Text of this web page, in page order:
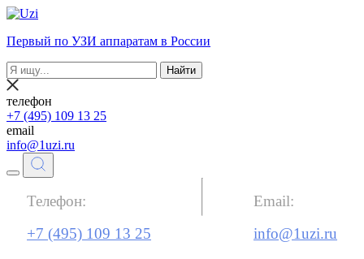
Первый по УЗИ аппаратам в России
Найти
телефон
+7 (495) 109 13 25
email
info@1uzi.ru
Телефон:
+7 (495) 109 13 25
Email:
info@1uzi.ru